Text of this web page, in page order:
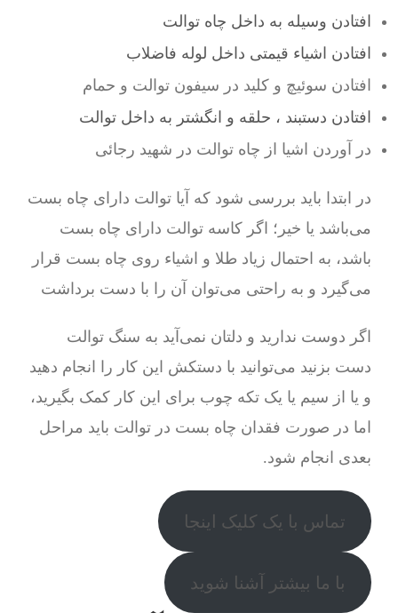
افتادن وسیله به داخل چاه توالت
افتادن اشیاء قیمتی داخل لوله فاضلاب
افتادن سوئیچ و کلید در سیفون توالت و حمام
افتادن دستبند ، حلقه و انگشتر به داخل توالت
در آوردن اشیا از چاه توالت در شهید رجائی
در ابتدا باید بررسی شود که آیا توالت دارای چاه بست
می‌باشد یا خیر؛ اگر کاسه توالت دارای چاه بست
باشد، به احتمال زیاد طلا و اشیاء روی چاه بست قرار
می‌گیرد و به راحتی می‌توان آن را با دست برداشت
اگر دوست ندارید و دلتان نمی‌آید به سنگ توالت
دست بزنید می‌توانید با دستکش این کار را انجام دهید
و یا از سیم یا یک تکه چوب برای این کار کمک بگیرید،
اما در صورت فقدان چاه بست در توالت باید مراحل
بعدی انجام شود.
تماس با یک کلیک اینجا
با ما بیشتر آشنا شوید